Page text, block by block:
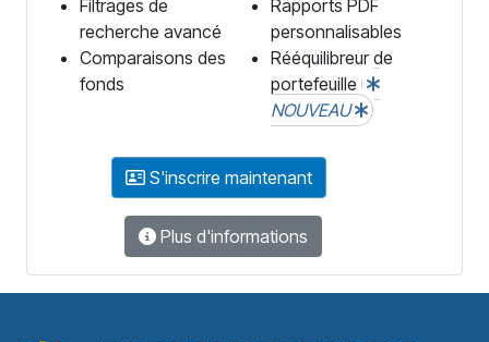
Filtrages de
recherche avancé
Comparaisons des
fonds
Rapports PDF
personnalisables
Rééquilibreur de
portefeuille
NOUVEAU
S'inscrire maintenant
Plus d'informations